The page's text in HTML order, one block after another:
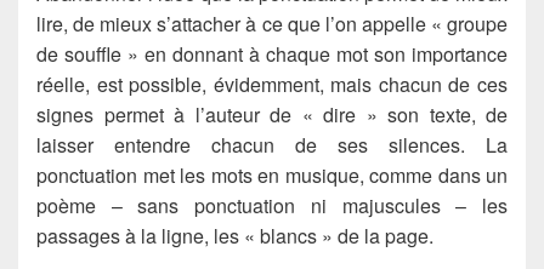
lire, de mieux s’attacher à ce que l’on appelle « groupe
de souffle » en donnant à chaque mot son importance
réelle, est possible, évidemment, mais chacun de ces
signes permet à l’auteur de « dire » son texte, de
laisser entendre chacun de ses silences. La
ponctuation met les mots en musique, comme dans un
poème – sans ponctuation ni majuscules – les
passages à la ligne, les « blancs » de la page.